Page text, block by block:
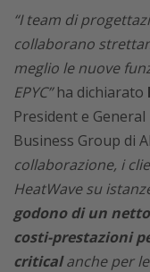
“I team di
collaborano
meglio le nuove
EPYC”ha dichiarato
President e
Business Group di
collaborazione, i
HeatWave su
godono di un
costi-prestazioni
criticalanche per